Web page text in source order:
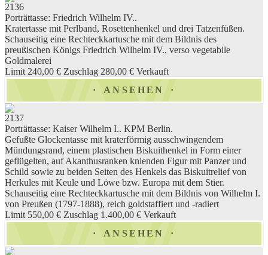
2136
Porträttasse: Friedrich Wilhelm IV..
Kratertasse mit Perlband, Rosettenhenkel und drei Tatzenfüßen.
Schauseitig eine Rechteckkartusche mit dem Bildnis des
preußischen Königs Friedrich Wilhelm IV., verso vegetabile
Goldmalerei
Limit 240,00 € Zuschlag 280,00 € Verkauft
ANSEHEN
2137
Porträttasse: Kaiser Wilhelm I.. KPM Berlin.
Gefußte Glockentasse mit kraterförmig ausschwingendem
Mündungsrand, einem plastischen Biskuithenkel in Form einer
geflügelten, auf Akanthusranken knienden Figur mit Panzer und
Schild sowie zu beiden Seiten des Henkels das Biskuitrelief von
Herkules mit Keule und Löwe bzw. Europa mit dem Stier.
Schauseitig eine Rechteckkartusche mit dem Bildnis von Wilhelm I.
von Preußen (1797-1888), reich goldstaffiert und -radiert
Limit 550,00 € Zuschlag 1.400,00 € Verkauft
ANSEHEN